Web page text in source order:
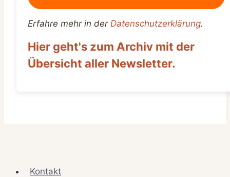
Erfahre mehr in der Datenschutzerklärung.
Hier geht's zum Archiv mit der
Übersicht aller Newsletter.
Kontakt